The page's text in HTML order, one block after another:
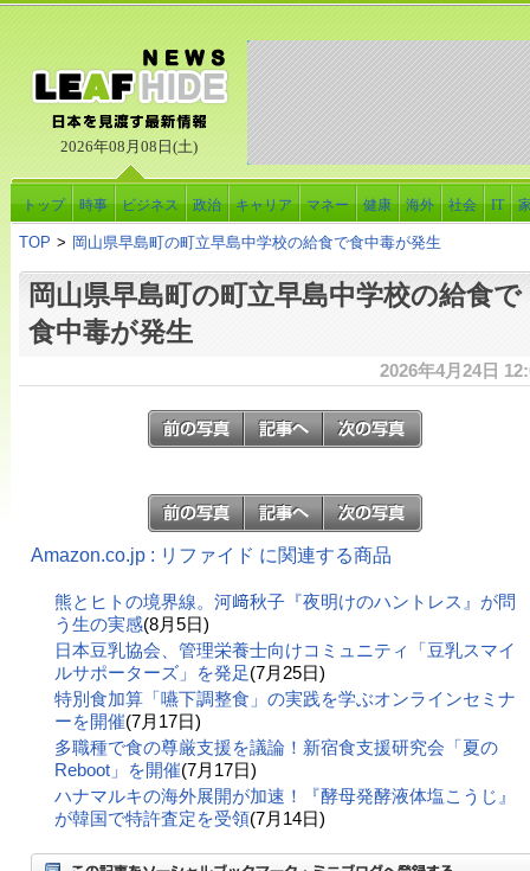
2026年08月08日(土)
トップ 時事 ビジネス 政治 キャリア マネー 健康 海外 社会 IT
TOP > 岡山県早島町の町立早島中学校の給食で食中毒が発生
岡山県早島町の町立早島中学校の給食で
食中毒が発生
2026年4月24日
Amazon.co.jp : リファイド に関連する商品
熊とヒトの境界線。河﨑秋子『夜明けのハントレス』が問
う生の実感(8月5日)
日本豆乳協会、管理栄養士向けコミュニティ「豆乳スマイ
ルサポーターズ」を発足(7月25日)
特別食加算「嚥下調整食」の実践を学ぶオンラインセミナ
ーを開催(7月17日)
多職種で食の尊厳支援を議論！新宿食支援研究会「夏の
Reboot」を開催(7月17日)
ハナマルキの海外展開が加速！『酵母発酵液体塩こうじ』
が韓国で特許査定を受領(7月14日)